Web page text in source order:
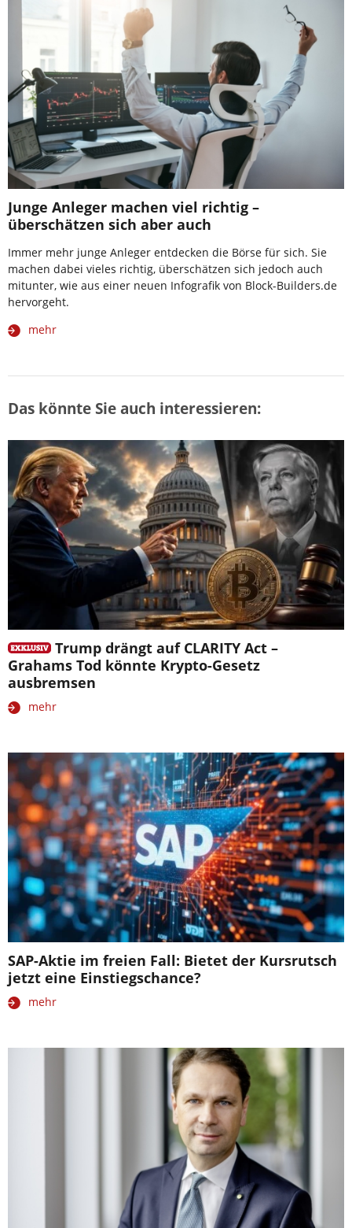
Junge Anleger machen viel richtig –
überschätzen sich aber auch
Immer mehr junge Anleger entdecken die Börse für sich. Sie
machen dabei vieles richtig, überschätzen sich jedoch auch
mitunter, wie aus einer neuen Infografik von Block-Builders.de
hervorgeht.
mehr
Das könnte Sie auch interessieren:
Trump drängt auf CLARITY Act –
Grahams Tod könnte Krypto-Gesetz
ausbremsen
mehr
SAP-Aktie im freien Fall: Bietet der Kursrutsch
jetzt eine Einstiegschance?
mehr